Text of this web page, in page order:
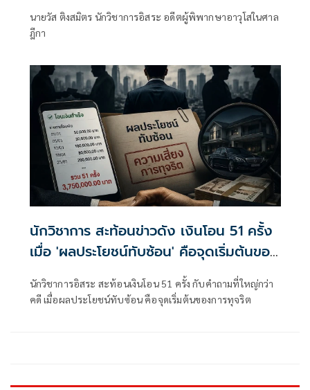
นายวัส ติงสมิตร นักวิชาการอิสระ อดีตผู้พิพากษาอาวุโสในศาล
ฎีกา
นักวิชาการ สะท้อนข่าวดัง เงินโอน 51 ครั้ง
เมื่อ 'ผลประโยชน์ทับซ้อน' คือจุดเริ่มต้นของ
นักวิชาการอิสระ สะท้อนเงินโอน 51 ครั้ง กับคำถามที่ใหญ่กว่า
คดี เมื่อผลประโยชน์ทับซ้อน คือจุดเริ่มต้นของการทุจริต